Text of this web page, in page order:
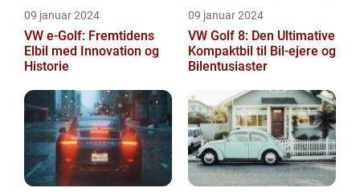
09 januar 2024
VW e-Golf: Fremtidens
Elbil med Innovation og
Historie
09 januar 2024
VW Golf 8: Den Ultimative
Kompaktbil til Bil-ejere og
Bilentusiaster